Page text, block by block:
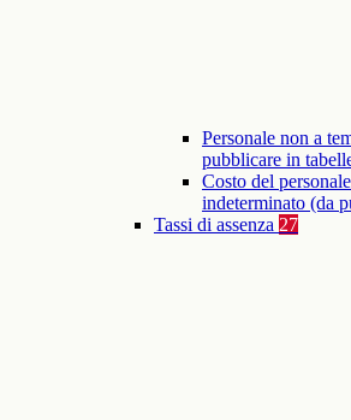
Personale non a
pubblicare in
Costo del
indeterminato (da
Tassi di assenza 27